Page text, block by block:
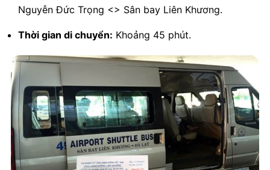
Nguyễn Đức Trọng <> Sân bay Liên Khương.
Thời gian di chuyển: Khoảng 45 phút.